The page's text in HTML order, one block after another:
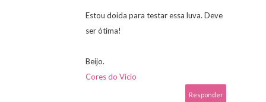
Estou doida para testar essa luva. Deve
ser ótima!
Beijo.
Cores do Vício
Responder